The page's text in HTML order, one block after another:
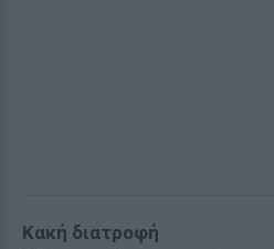
Κακή διατροφή